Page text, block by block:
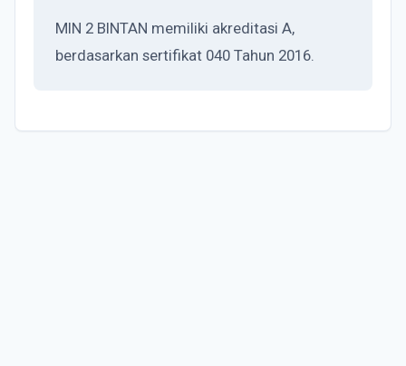
MIN 2 BINTAN memiliki akreditasi A,
berdasarkan sertifikat 040 Tahun 2016.